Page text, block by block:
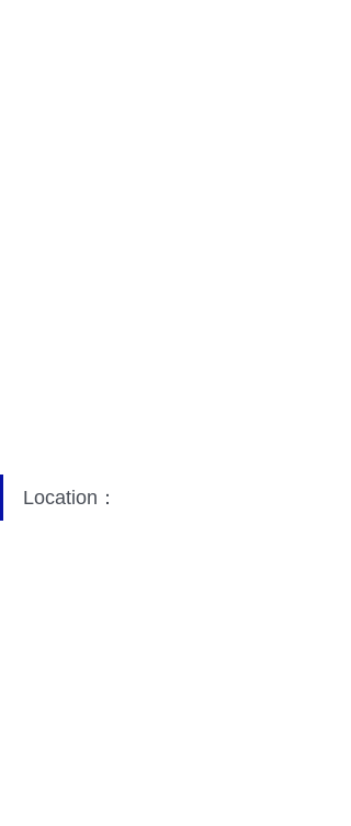
Location：